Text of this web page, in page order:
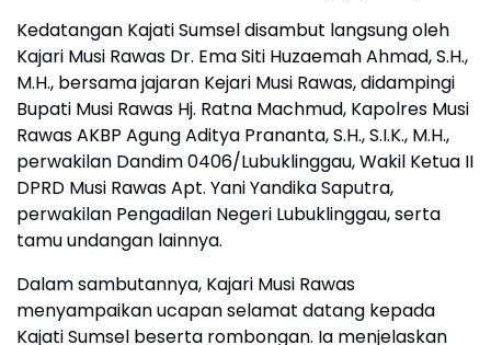
Kedatangan Kajati Sumsel disambut langsung oleh
Kajari Musi Rawas Dr. Ema Siti Huzaemah Ahmad, S.H.,
M.H., bersama jajaran Kejari Musi Rawas, didampingi
Bupati Musi Rawas Hj. Ratna Machmud, Kapolres Musi
Rawas AKBP Agung Aditya Prananta, S.H., S.I.K., M.H.,
perwakilan Dandim 0406/Lubuklinggau, Wakil Ketua II
DPRD Musi Rawas Apt. Yani Yandika Saputra,
perwakilan Pengadilan Negeri Lubuklinggau, serta
tamu undangan lainnya.
Dalam sambutannya, Kajari Musi Rawas
menyampaikan ucapan selamat datang kepada
Kajati Sumsel beserta rombongan. Ia menjelaskan